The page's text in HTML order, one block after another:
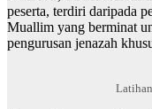
peserta, terdiri daripada
Muallim yang berminat
pengurusan jenazah